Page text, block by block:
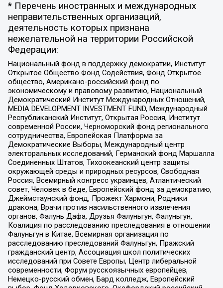
* Перечень иностранных и международных
неправительственных организаций,
деятельность которых признана
нежелательной на территории Российской
Федерации:
Национальный фонд в поддержку демократии, Институт
Открытое Общество Фонд Содействия, Фонд Открытое
общество, Американо-российский фонд по
экономическому и правовому развитию, Национальный
Демократический Институт Международных Отношений,
MEDIA DEVELOPMENT INVESTMENT FUND, Международный
Республиканский Институт, Открытая Россия, Институт
современной России, Черноморский фонд регионального
сотрудничества, Европейская Платформа за
Демократические Выборы, Международный центр
электоральных исследований, Германский фонд Маршалла
Соединенных Штатов, Тихоокеанский центр защиты
окружающей среды и природных ресурсов, Свободная
Россия, Всемирный конгресс украинцев, Атлантический
совет, Человек в беде, Европейский фонд за демократию,
Джеймстаунский фонд, Прожект Хармони, Родники
дракона, Врачи против насильственного извлечения
органов, Фалунь Дафа, Друзья Фалуньгун, Фалуньгун,
Коалиция по расследованию преследования в отношении
Фалуньгун в Китае, Всемирная организация по
расследованию преследований Фалуньгун, Пражский
гражданский центр, Ассоциация школ политических
исследований при Совете Европы, Центр либеральной
современности, Форум русскоязычных европейцев,
Немецко-русский обмен, Бард колледж, Европейский